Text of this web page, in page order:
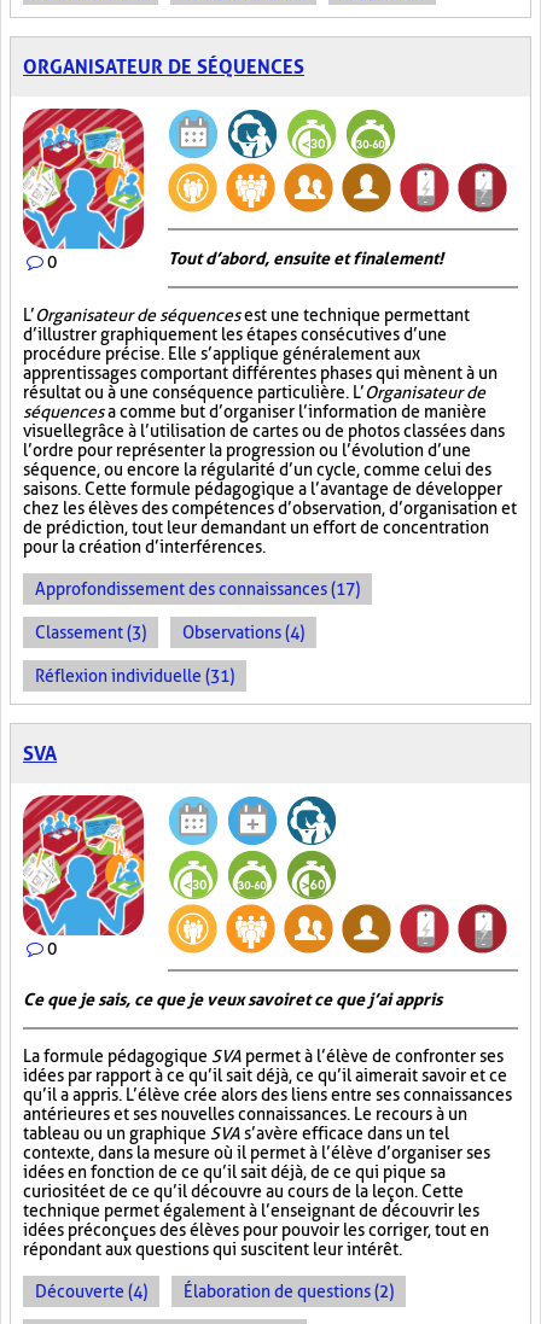
ORGANISATEUR DE SÉQUENCES
0 Tout d’abord, ensuite et finalement!
L’Organisateur de séquencesest une technique permettant
d’illustrer graphiquement les étapes consécutives d’une
procédure précise. Elle s’applique généralement aux
apprentissages comportant différentes phases qui mènent à un
résultat ou à une conséquence particulière. L’Organisateur de
séquencesa comme but d’organiser l’information de manière
visuellegrâce à l’utilisation de cartes ou de photos classées dans
l’ordre pour représenter la progression ou l’évolution d’une
séquence, ou encore la régularité d’un cycle, comme celui des
saisons. Cette formule pédagogique a l’avantage de développer
chez les élèves des compétences d’observation, d’organisation et
de prédiction, tout leur demandant un effort de concentration
pour la création d’interférences.
Approfondissement des connaissances (17)
Classement (3) Observations (4)
Réflexion individuelle (31)
SVA
0
Ce que je sais, ce que je veux savoir et ce que j’ai appris
La formule pédagogique SVA permet à l’élève de confronter ses
idées par rapport à ce qu’il sait déjà, ce qu’il aimerait savoir et ce
qu’il a appris. L’élève crée alors des liens entre ses connaissances
antérieures et ses nouvelles connaissances. Le recours à un
tableau ou un graphique SVA s’avère efficace dans un tel
contexte, dans la mesure où il permet à l’élève d’organiser ses
idées en fonction de ce qu’il sait déjà, de ce qui pique sa
curiosité et de ce qu’il découvre au cours de la leçon. Cette
technique permet également à l’enseignant de découvrir les
idées préconçues des élèves pour pouvoir les corriger, tout en
répondant aux questions qui suscitent leur intérêt.
Découverte (4) Élaboration de questions (2)